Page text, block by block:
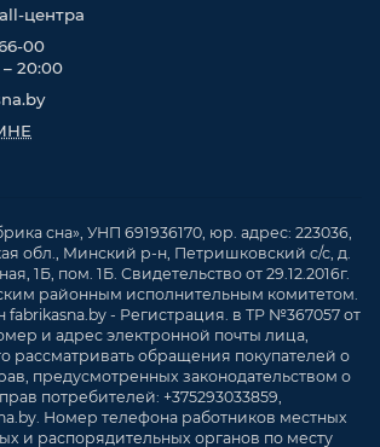
центра
00
20:00
сна», УНП 691936170, юр. адрес: 223036,
обл., Минский р-н, Петришковский с/с, д.
1Б, пом. 1Б. Свидетельство от 29.12.2016г.
районным исполнительным комитетом.
fabrikasna.by - Регистрация. в ТР №367057 от
и адрес электронной почты лица,
рассматривать обращения покупателей о
предусмотренных законодательством о
потребителей: +375293033859,
Номер телефона работников местных
и распорядительных органов по месту